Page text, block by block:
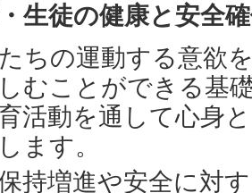
・生徒の健康と安全
ちの運動する意欲
むことができる基
活動を通して心身
ます。
持増進や安全に対